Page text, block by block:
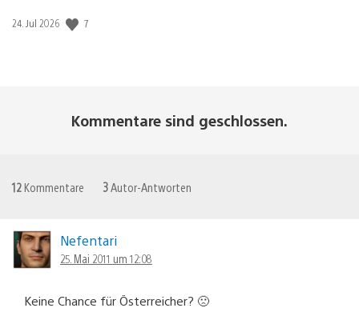
Veröffentlichungsdatum:
24. Jul 2026 7
Kommentare sind geschlossen.
12 Kommentare 3 Autor-Antworten
Nefentari
25. Mai 2011 um 12:08
Keine Chance für Österreicher? 🙁